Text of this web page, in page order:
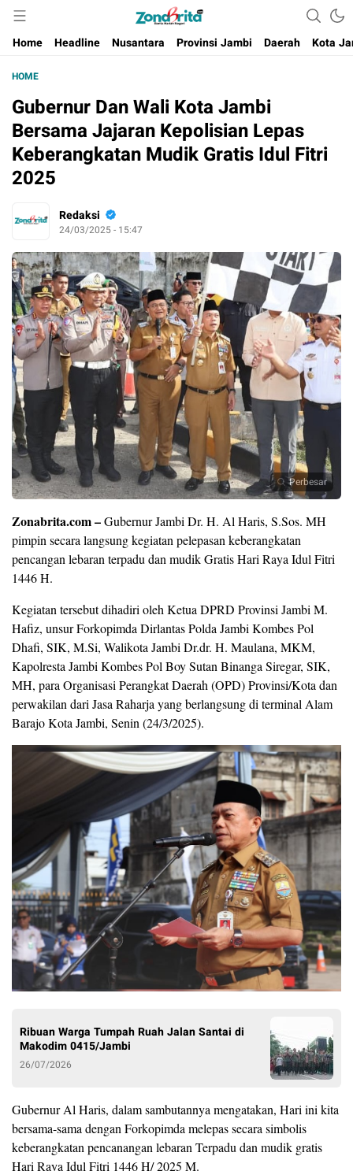
Berita Harian Negeri
Home
Headline Nusantara Provinsi Jambi Daerah Kota
HOME
Gubernur Dan Wali Kota Jambi
Bersama Jajaran Kepolisian Lepas
Keberangkatan Mudik Gratis Idul Fitri
2025
Redaksi
24/03/2025 - 15:47
Perbesar
Zonabrita.com –Gubernur Jambi Dr. H. Al Haris, S.Sos. MH
pimpin secara langsung kegiatan pelepasan keberangkatan
pencangan lebaran terpadu dan mudik Gratis Hari Raya Idul Fitri
1446 H.
Kegiatan tersebut dihadiri oleh Ketua DPRD Provinsi Jambi M.
Hafiz, unsur Forkopimda Dirlantas Polda Jambi Kombes Pol
Dhafi, SIK, M.Si, Walikota Jambi Dr.dr. H. Maulana, MKM,
Kapolresta Jambi Kombes Pol Boy Sutan Binanga Siregar, SIK,
MH, para Organisasi Perangkat Daerah (OPD) Provinsi/Kota dan
perwakilan dari Jasa Raharja yang berlangsung di terminal Alam
Barajo Kota Jambi, Senin (24/3/2025).
Ribuan Warga Tumpah Ruah Jalan Santai di
Makodim 0415/Jambi
26/07/2026
Gubernur Al Haris, dalam sambutannya mengatakan, Hari ini kita
bersama-sama dengan Forkopimda melepas secara simbolis
keberangkatan pencanangan lebaran Terpadu dan mudik gratis
Hari Raya Idul Fitri 1446 H/ 2025 M.